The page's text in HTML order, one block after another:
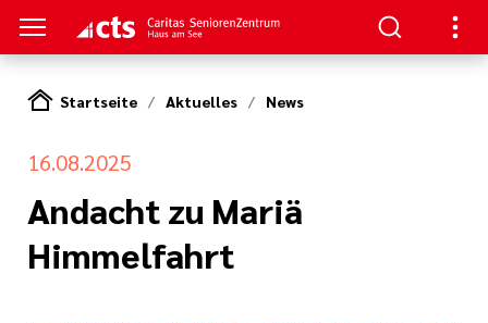
II
See
Startseite Aktuelles News
16.08.2025
Andacht zu Mariä
Himmelfahrt